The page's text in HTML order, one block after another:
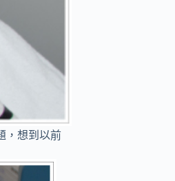
，想到以前